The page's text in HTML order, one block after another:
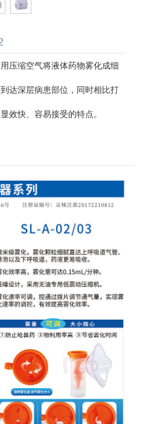
压缩空气将液体药物雾化成细
达深层病患部位，同时相比打
效快、容易接受的特点。